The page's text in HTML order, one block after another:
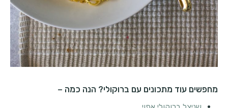
מחפשים עוד מתכונים עם ברוקולי? הנה כמה –